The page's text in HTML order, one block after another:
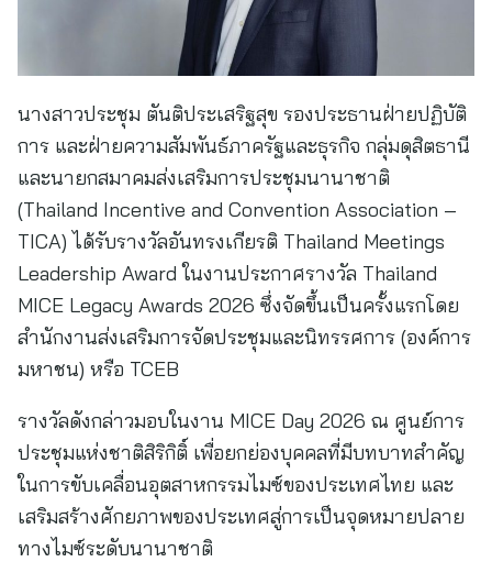
นางสาวประชุม ตันติประเสริฐสุข รองประธานฝ่ายปฏิบัติ
การ และฝ่ายความสัมพันธ์ภาครัฐและธุรกิจ กลุ่มดุสิตธานี
และนายกสมาคมส่งเสริมการประชุมนานาชาติ
(Thailand Incentive and Convention Association –
TICA) ได้รับรางวัลอันทรงเกียรติ Thailand Meetings
Leadership Award ในงานประกาศรางวัล Thailand
MICE Legacy Awards 2026 ซึ่งจัดขึ้นเป็นครั้งแรกโดย
สำนักงานส่งเสริมการจัดประชุมและนิทรรศการ (องค์การ
มหาชน) หรือ TCEB
รางวัลดังกล่าวมอบในงาน MICE Day 2026 ณ ศูนย์การ
ประชุมแห่งชาติสิริกิติ์ เพื่อยกย่องบุคคลที่มีบทบาทสำคัญ
ในการขับเคลื่อนอุตสาหกรรมไมซ์ของประเทศไทย และ
เสริมสร้างศักยภาพของประเทศสู่การเป็นจุดหมายปลาย
ทางไมซ์ระดับนานาชาติ